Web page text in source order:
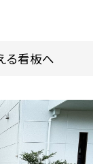
る看板へ